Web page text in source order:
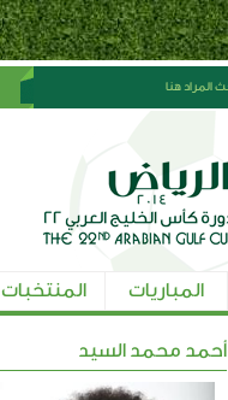
المباريات المنتخبات
أحمد محمد السيد